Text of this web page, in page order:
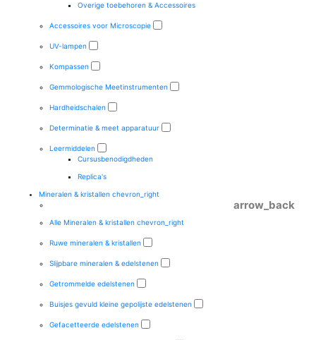
Overige toebehoren & Accessoires
Accessoires voor Microscopie
UV-lampen
Kompassen
Gemmologische Meetinstrumenten
Hardheidschalen
Determinatie & meet apparatuur
Leermiddelen
Cursusbenodigdheden
Replica's
Mineralen & kristallen chevron_right
arrow_back
Alle Mineralen & kristallen chevron_right
Ruwe mineralen & kristallen
Slijpbare mineralen & edelstenen
Getrommelde edelstenen
Buisjes gevuld kleine gepolijste edelstenen
Gefacetteerde edelstenen